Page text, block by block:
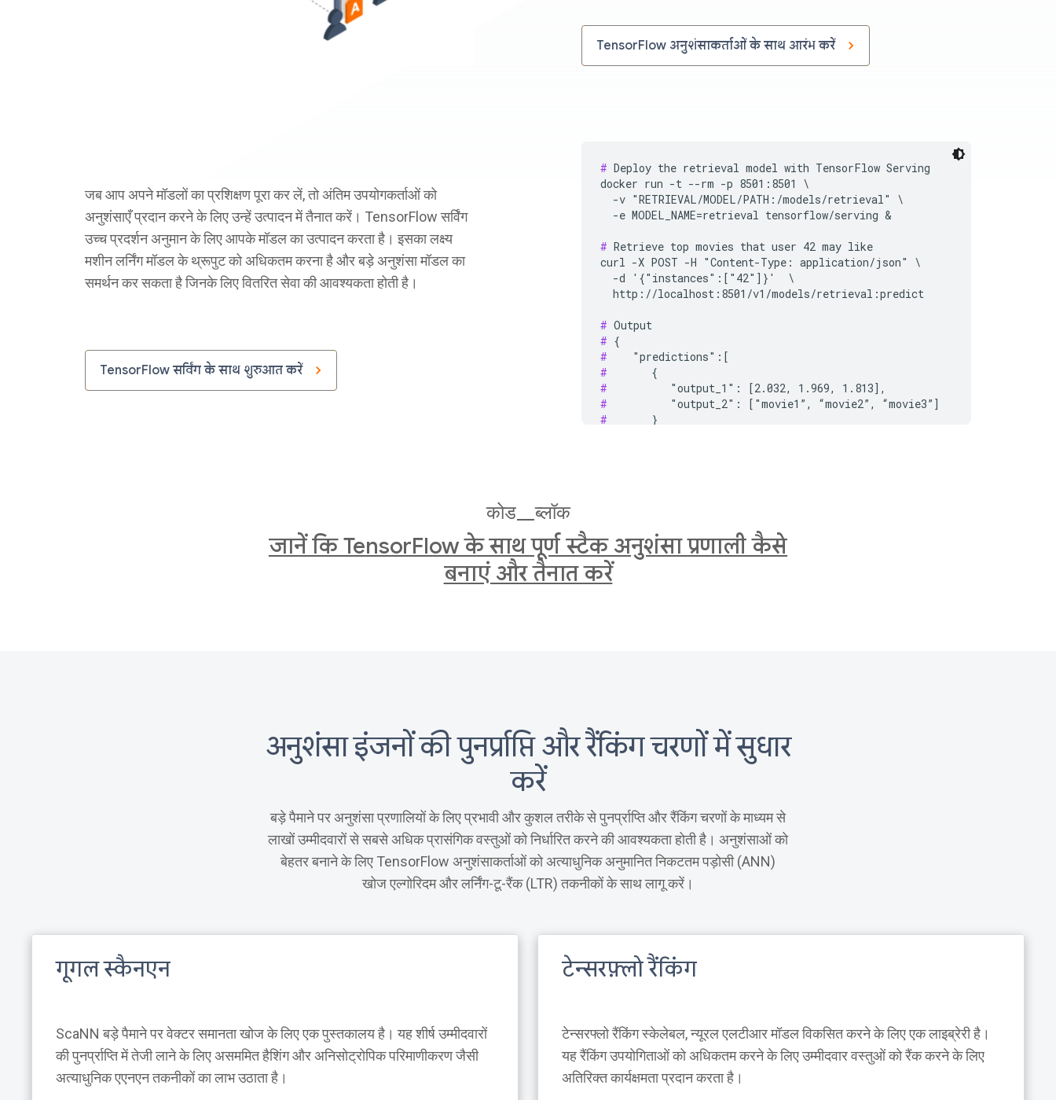
TensorFlow अनुशंसाकर्ताओं के साथ आरंभ करें
जब आप अपने मॉडलों का प्रशिक्षण पूरा कर लें, तो अंतिम उपयोगकर्ताओं को
अनुशंसाएँ प्रदान करने के लिए उन्हें उत्पादन में तैनात करें। TensorFlow सर्विंग
उच्च प्रदर्शन अनुमान के लिए आपके मॉडल का उत्पादन करता है। इसका लक्ष्य
मशीन लर्निंग मॉडल के थ्रूपुट को अधिकतम करना है और बड़े अनुशंसा मॉडल का
समर्थन कर सकता है जिनके लिए वितरित सेवा की आवश्यकता होती है।
TensorFlow सर्विंग के साथ शुरुआत करें
# Deploy the retrieval model with TensorFlow Serving
docker run -t --rm -p 8501:8501 \
  -v "RETRIEVAL/MODEL/PATH:/models/retrieval" \
  -e MODEL_NAME=retrieval tensorflow/serving &
# Retrieve top movies that user 42 may like
curl -X POST -H "Content-Type: application/json" \
  -d '{"instances":["42"]}'  \
  http://localhost:8501/v1/models/retrieval:predict
#
Output
#
#
#
#
#
#
  -e MODEL_NAME=ranking tensorflow/serving &
# Get the prediction score for user 42 and movie 3
curl -X POST -H "Content-Type: application/json" \
कोड_ब्लॉक
जानें कि TensorFlow के साथ पूर्ण स्टैक अनुशंसा प्रणाली कैसे
बनाएं और तैनात करें
अनुशंसा इंजनों की पुनर्प्राप्ति और रैंकिंग चरणों में सुधार
करें
बड़े पैमाने पर अनुशंसा प्रणालियों के लिए प्रभावी और कुशल तरीके से पुनर्प्राप्ति और रैंकिंग चरणों के माध्यम से
लाखों उम्मीदवारों से सबसे अधिक प्रासंगिक वस्तुओं को निर्धारित करने की आवश्यकता होती है। अनुशंसाओं को
बेहतर बनाने के लिए TensorFlow अनुशंसाकर्ताओं को अत्याधुनिक अनुमानित निकटतम पड़ोसी (ANN)
खोज एल्गोरिदम और लर्निंग-टू-रैंक (LTR) तकनीकों के साथ लागू करें।
गूगल स्कैनएन
ScaNN बड़े पैमाने पर वेक्टर समानता खोज के लिए एक पुस्तकालय है। यह शीर्ष उम्मीदवारों
की पुनर्प्राप्ति में तेजी लाने के लिए असममित हैशिंग और अनिसोट्रोपिक परिमाणीकरण जैसी
अत्याधुनिक एएनएन तकनीकों का लाभ उठाता है।
टेन्सरफ़्लो रैंकिंग
टेन्सरफ्लो रैंकिंग स्केलेबल, न्यूरल एलटीआर मॉडल विकसित करने के लिए एक लाइब्रेरी है।
यह रैंकिंग उपयोगिताओं को अधिकतम करने के लिए उम्मीदवार वस्तुओं को रैंक करने के लिए
अतिरिक्त कार्यक्षमता प्रदान करता है।